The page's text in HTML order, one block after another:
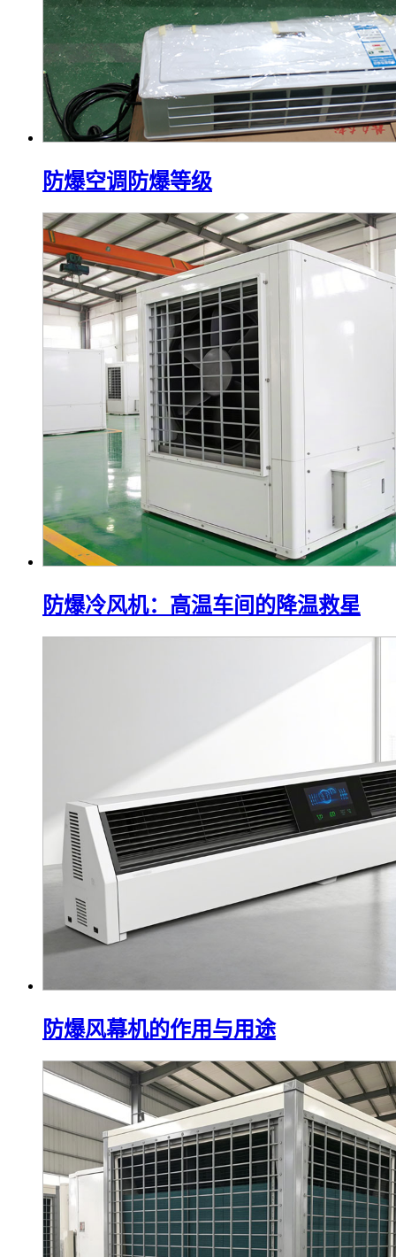
防爆空调防爆等级
防爆冷风机：高温车间的降温救星
防爆风幕机的作用与用途